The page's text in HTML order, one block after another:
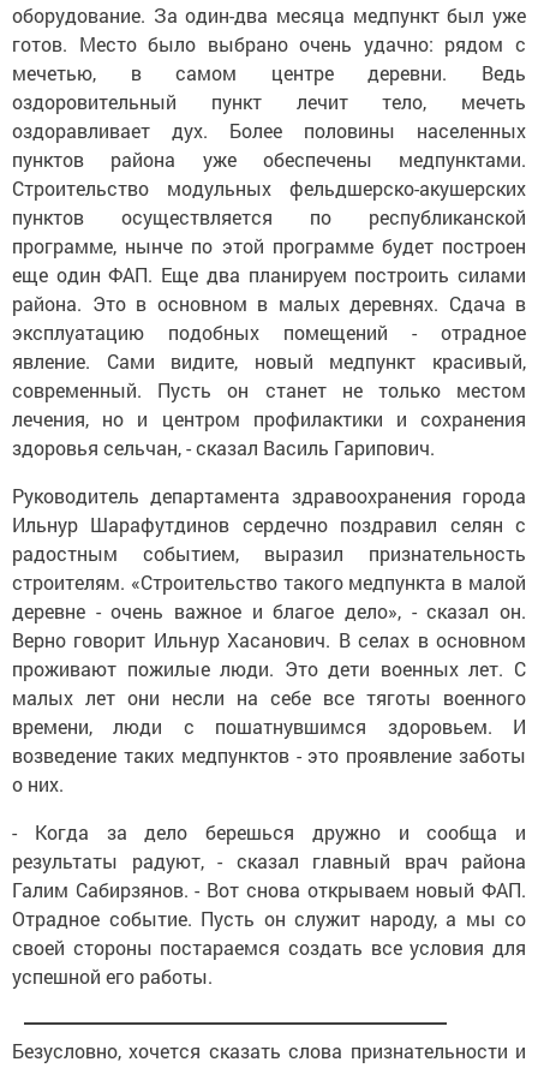
оборудование. За один-два месяца медпункт был уже
готов. Место было выбрано очень удачно: рядом с
мечетью, в самом центре деревни. Ведь
оздоровительный пункт лечит тело, мечеть
оздоравливает дух. Более половины населенных
пунктов района уже обеспечены медпунктами.
Строительство модульных фельдшерско-акушерских
пунктов осуществляется по республиканской
программе, нынче по этой программе будет построен
еще один ФАП. Еще два планируем построить силами
района. Это в основном в малых деревнях. Сдача в
эксплуатацию подобных помещений - отрадное
явление. Сами видите, новый медпункт красивый,
современный. Пусть он станет не только местом
лечения, но и центром профилактики и сохранения
здоровья сельчан, - сказал Василь Гарипович.
Руководитель департамента здравоохранения города
Ильнур Шарафутдинов сердечно поздравил селян с
радостным событием, выразил признательность
строителям. «Строительство такого медпункта в малой
деревне - очень важное и благое дело», - сказал он.
Верно говорит Ильнур Хасанович. В селах в основном
проживают пожилые люди. Это дети военных лет. С
малых лет они несли на себе все тяготы военного
времени, люди с пошатнувшимся здоровьем. И
возведение таких медпунктов - это проявление заботы
о них.
- Когда за дело берешься дружно и сообща и
результаты радуют, - сказал главный врач района
Галим Сабирзянов. - Вот снова открываем новый ФАП.
Отрадное событие. Пусть он служит народу, а мы со
своей стороны постараемся создать все условия для
успешной его работы.
Безусловно, хочется сказать слова признательности и